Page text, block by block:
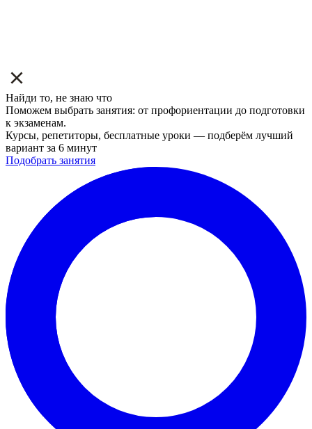
Найди то, не знаю что
Поможем выбрать занятия: от профориентации до подготовки
к экзаменам.
Курсы, репетиторы, бесплатные уроки — подберём лучший
вариант за 6 минут
Подобрать занятия